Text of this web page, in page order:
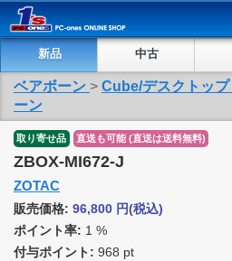
新品 中古
ベアボーン > Cube/デスクトップ
ーン
取り寄せ品 直送も可能 (直送は送料無料)
ZBOX-MI672-J
ZOTAC
販売価格: 96,800 円(税込)
ポイント率: 1 %
付与ポイント: 968 pt